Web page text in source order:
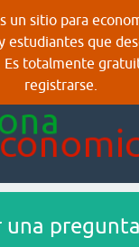
un sitio para
estudiantes que
Es totalmente
registrarse.
una pregunta